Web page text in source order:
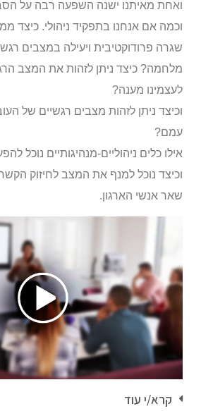
ואחת מאיתנו ישנה השפעה רבה על
וכמה אם אנחנו בתפקיד ניהולי. כיצד
שגרה פרודוקטיבית ויעילה במצבים
מלחמה? כיצד ניתן לזהות את המצב
לעצמינו מענה?
וכיצד ניתן לזהות מצבים רגשיים של
עמם?
אילו כלים ניהוליים-מנהיגותיים נוכל
וכיצד נוכל למנף את המצב לחיזוק
שאר אנשי הארגון.
קרא/י עוד